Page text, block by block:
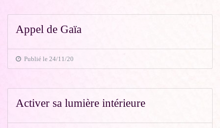
Appel de Gaïa
Publié le 24/11/20
Activer sa lumière intérieure